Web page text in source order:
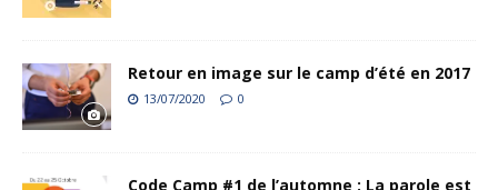
Retour en image sur le camp d’été en 2017
13/07/2020 0
Code Camp #1 de l’automne : La parole est